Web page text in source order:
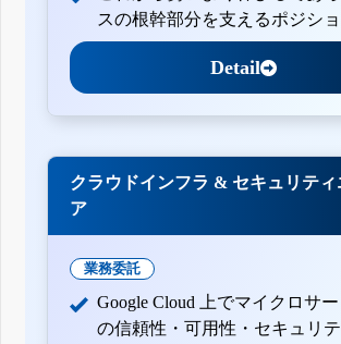
スの根幹部分を支えるポジショ
Detail
クラウドインフラ & セキュリティ
ア
業務委託
Google Cloud 上でマイクロサ
の信頼性・可用性・セキュリ